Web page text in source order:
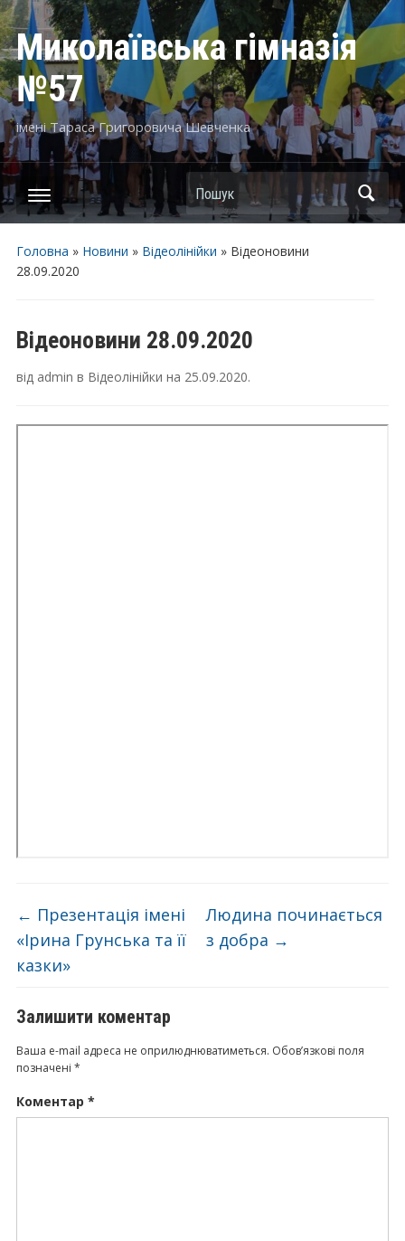
Миколаївська гімназія
№57
імені Тараса Григоровича Шевченка
Пошук
Головна » Новини » Відеолінійки » Відеоновини
28.09.2020
Відеоновини 28.09.2020
від admin в Відеолінійки на 25.09.2020.
← Презентація імені
«Ірина Грунська та її
казки»
Людина починається
з добра →
Залишити коментар
Ваша e-mail адреса не оприлюднюватиметься. Обов’язкові поля
позначені *
Коментар *